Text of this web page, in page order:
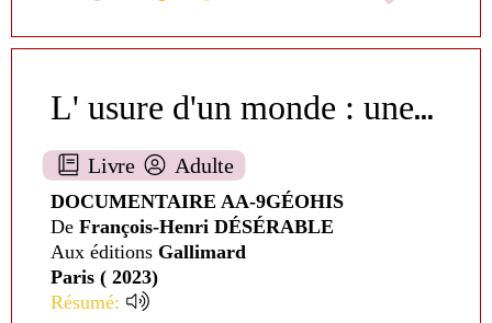
L
' usure d'un monde : une traversée de l'iran
Livre Adulte
DOCUMENTAIRE AA-9GÉOHIS
De François-Henri DÉSÉRABLE
Aux éditions Gallimard
Paris ( 2023)
Résumé: